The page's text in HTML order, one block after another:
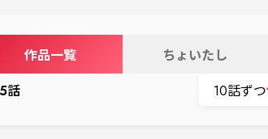
作品一覧 ちょいたし
話 10話ずつ